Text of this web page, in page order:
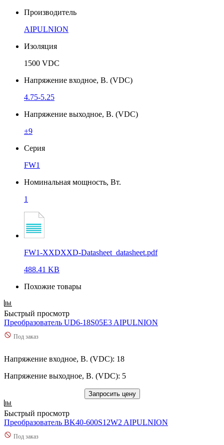
Производитель
AIPULNION
Изоляция
1500 VDC
Напряжение входное, В. (VDC)
4.75-5.25
Напряжение выходное, В. (VDC)
±9
Серия
FW1
Номинальная мощность, Вт.
1
FW1-XXDXXD-Datasheet_datasheet.pdf
488.41 KB
Похожие товары
Быстрый просмотр
Преобразователь UD6-18S05E3 AIPULNION
Под заказ
Напряжение входное, В. (VDC): 18
Напряжение выходное, В. (VDC): 5
Запросить цену
Быстрый просмотр
Преобразователь BK40-600S12W2 AIPULNION
Под заказ